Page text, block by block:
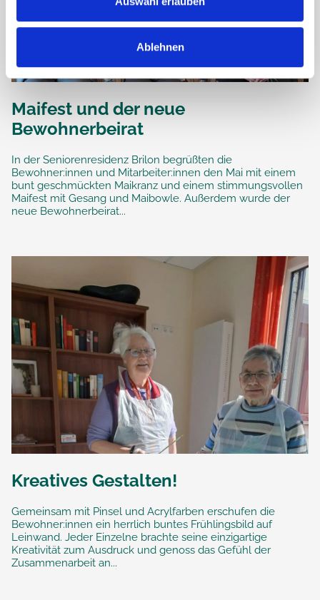
Ablehnen
Maifest und der neue
Bewohnerbeirat
In der Seniorenresidenz Brilon begrüßten die
Bewohner:innen und Mitarbeiter:innen den Mai mit einem
bunt geschmückten Maikranz und einem stimmungsvollen
Maifest mit Gesang und Maibowle. Außerdem wurde der
neue Bewohnerbeirat...
Kreatives Gestalten!
Gemeinsam mit Pinsel und Acrylfarben erschufen die
Bewohner:innen ein herrlich buntes Frühlingsbild auf
Leinwand. Jeder Einzelne brachte seine einzigartige
Kreativität zum Ausdruck und genoss das Gefühl der
Zusammenarbeit an...